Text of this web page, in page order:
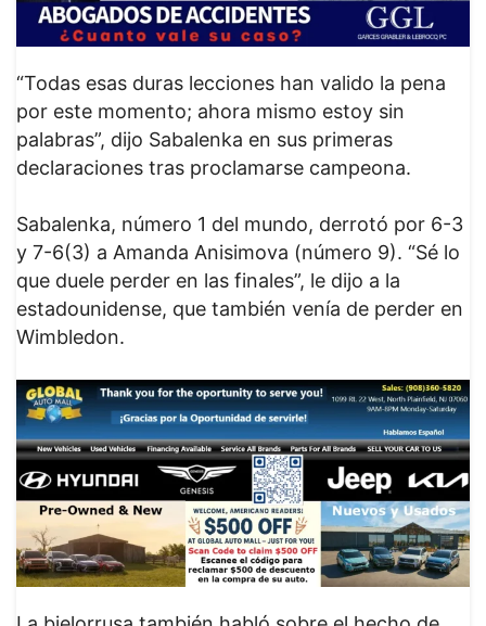
“Todas esas duras lecciones han valido la pena
por este momento; ahora mismo estoy sin
palabras”, dijo Sabalenka en sus primeras
declaraciones tras proclamarse campeona.
Sabalenka, número 1 del mundo, derrotó por 6-3
y 7-6(3) a Amanda Anisimova (número 9). “Sé lo
que duele perder en las finales”, le dijo a la
estadounidense, que también venía de perder en
Wimbledon.